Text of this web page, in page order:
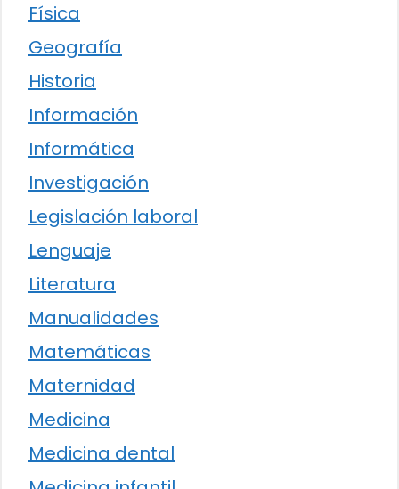
Física
Geografía
Historia
Información
Informática
Investigación
Legislación laboral
Lenguaje
Literatura
Manualidades
Matemáticas
Maternidad
Medicina
Medicina dental